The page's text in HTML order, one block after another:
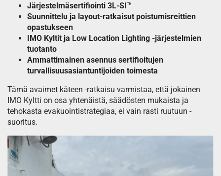
Järjestelmäsertifiointi 3L-SI™
Suunnittelu ja layout-ratkaisut poistumisreittien
opastukseen
IMO Kyltit ja Low Location Lighting -järjestelmien
tuotanto
Ammattimainen asennus sertifioitujen
turvallisuusasiantuntijoiden toimesta
Tämä avaimet käteen -ratkaisu varmistaa, että jokainen
IMO Kyltti on osa yhtenäistä, säädösten mukaista ja
tehokasta evakuointistrategiaa, ei vain rasti ruutuun -
suoritus.